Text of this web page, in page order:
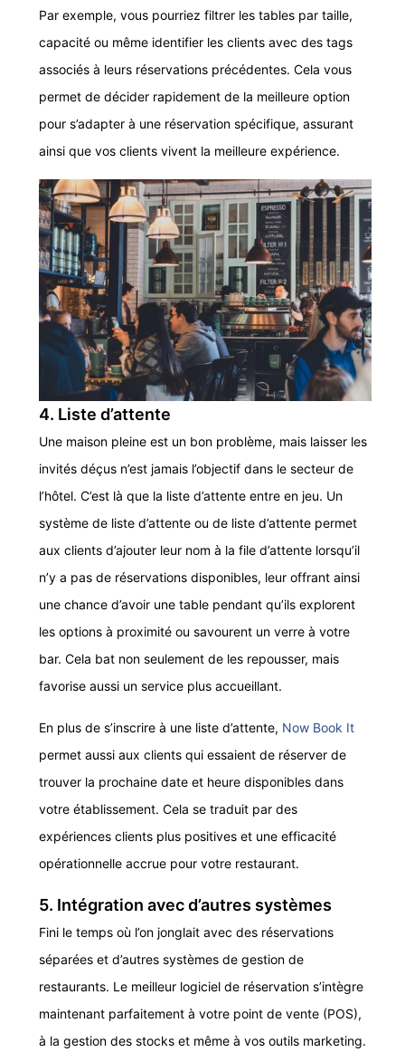
Par exemple, vous pourriez filtrer les tables par taille,
capacité ou même identifier les clients avec des tags
associés à leurs réservations précédentes. Cela vous
permet de décider rapidement de la meilleure option
pour s’adapter à une réservation spécifique, assurant
ainsi que vos clients vivent la meilleure expérience.
4. Liste d’attente
Une maison pleine est un bon problème, mais laisser les
invités déçus n’est jamais l’objectif dans le secteur de
l’hôtel. C’est là que la liste d’attente entre en jeu. Un
système de liste d’attente ou de liste d’attente permet
aux clients d’ajouter leur nom à la file d’attente lorsqu’il
n’y a pas de réservations disponibles, leur offrant ainsi
une chance d’avoir une table pendant qu’ils explorent
les options à proximité ou savourent un verre à votre
bar. Cela bat non seulement de les repousser, mais
favorise aussi un service plus accueillant.
En plus de s’inscrire à une liste d’attente, Now Book It
permet aussi aux clients qui essaient de réserver de
trouver la prochaine date et heure disponibles dans
votre établissement. Cela se traduit par des
expériences clients plus positives et une efficacité
opérationnelle accrue pour votre restaurant.
5. Intégration avec d’autres systèmes
Fini le temps où l’on jonglait avec des réservations
séparées et d’autres systèmes de gestion de
restaurants. Le meilleur logiciel de réservation s’intègre
maintenant parfaitement à votre point de vente (POS),
à la gestion des stocks et même à vos outils marketing.